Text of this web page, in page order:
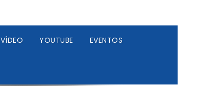
VÍDEO YOUTUBE EVENTOS